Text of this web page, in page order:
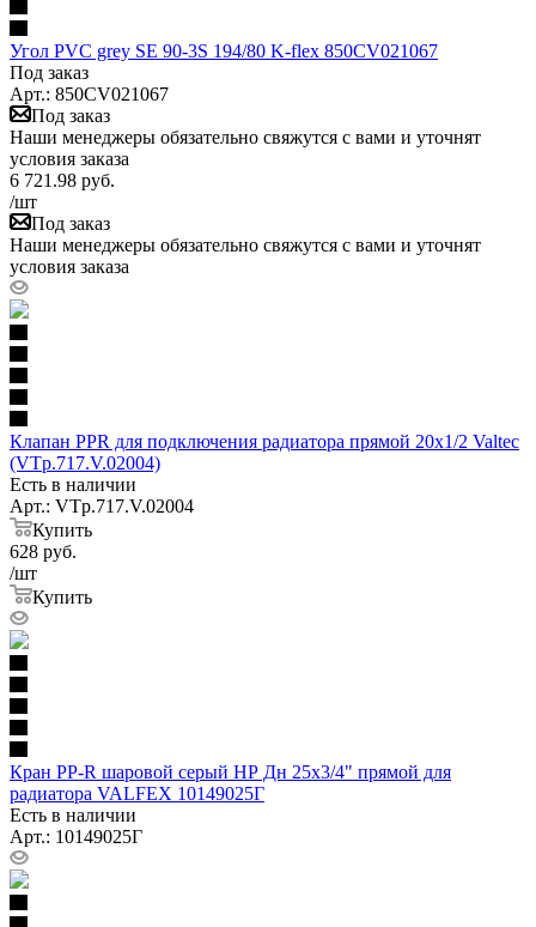
Угол PVC grey SE 90-3S 194/80 K-flex 850CV021067
Под заказ
Арт.: 850CV021067
Под заказ
Наши менеджеры обязательно свяжутся с вами и уточнят
условия заказа
6 721.98 руб.
/шт
Под заказ
Наши менеджеры обязательно свяжутся с вами и уточнят
условия заказа
Клапан PPR для подключения радиатора прямой 20х1/2 Valtec
(VTp.717.V.02004)
Есть в наличии
Арт.: VTp.717.V.02004
Купить
628 руб.
/шт
Купить
Кран PP-R шаровой серый НР Дн 25х3/4" прямой для
радиатора VALFEX 10149025Г
Есть в наличии
Арт.: 10149025Г